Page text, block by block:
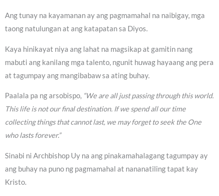
Ang tunay na kayamanan ay ang pagmamahal na naibigay, mga
taong natulungan at ang katapatan sa Diyos.
Kaya hinikayat niya ang lahat na magsikap at gamitin nang
mabuti ang kanilang mga talento, ngunit huwag hayaang ang pera
at tagumpay ang mangibabaw sa ating buhay.
Paalala pa ng arsobispo, “We are all just passing through this world.
This life is not our final destination. If we spend all our time
collecting things that cannot last, we may forget to seek the One
who lasts forever.”
Sinabi ni Archbishop Uy na ang pinakamahalagang tagumpay ay
ang buhay na puno ng pagmamahal at nananatiling tapat kay
Kristo.